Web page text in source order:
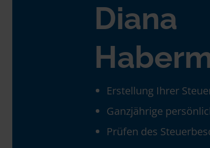
Diana
Erstellung Ihrer
Ganzjährige
Prüfen des